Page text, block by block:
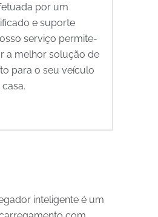
por um
e suporte
serviço permite-
a melhor solução de
para o seu veículo
inteligente é um